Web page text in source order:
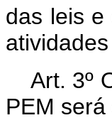
das leis e
Art. 3º
PEM